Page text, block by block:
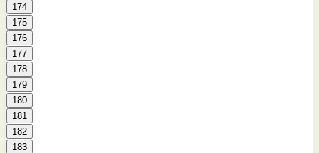
174
175
176
177
178
179
180
181
182
183